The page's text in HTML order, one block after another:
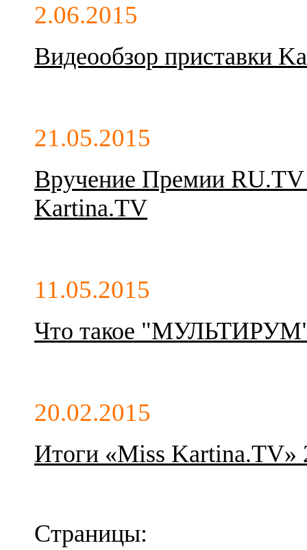
2.06.2015
Видеообзор приставки
21.05.2015
Вручение Премии
Kartina.TV
11.05.2015
Что такое
20.02.2015
Итоги «Miss Kartina.TV»
Страницы: